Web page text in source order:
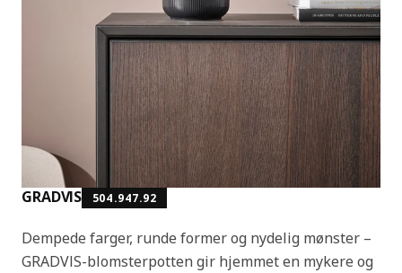
GRADVIS 504.947.92
Dempede farger, runde former og nydelig mønster –
GRADVIS-blomsterpotten gir hjemmet en mykere og